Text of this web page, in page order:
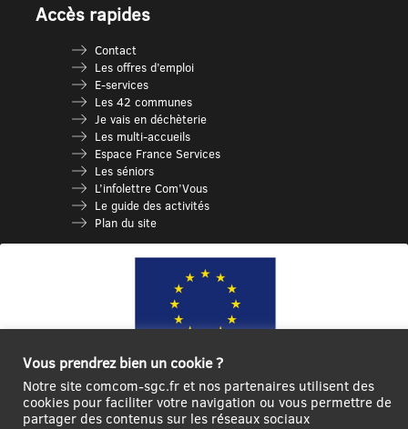
Accès rapides
Contact
Les offres d’emploi
E-services
Les 42 communes
Je vais en déchèterie
Les multi-accueils
Espace France Services
Les séniors
L’infolettre Com’Vous
Le guide des activités
Plan du site
Ce site internet a été cofinancé par l’Union européenne avec le Fonds
Européen de Développement Régional à hauteur de 12 572€
Vous prendrez bien un cookie ?
Notre site comcom-sgc.fr et nos partenaires utilisent des
cookies pour faciliter votre navigation ou vous permettre de
partager des contenus sur les réseaux sociaux